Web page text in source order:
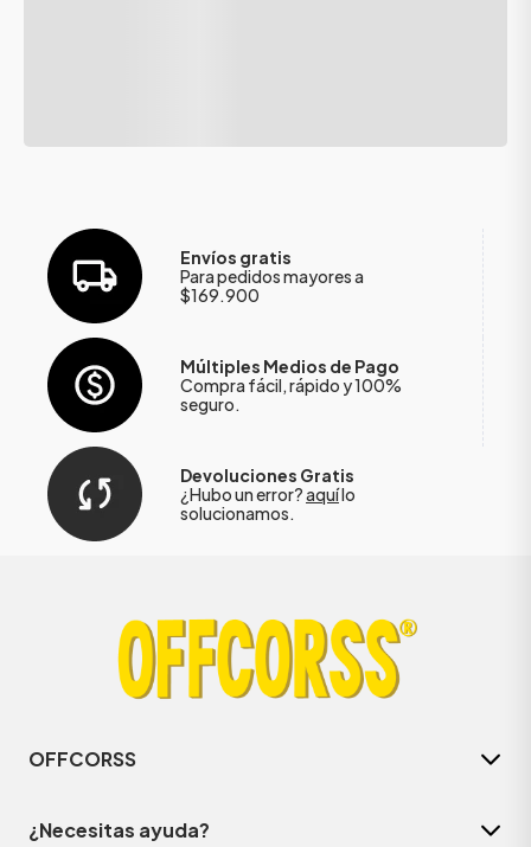
Envíos gratis
Para pedidos mayores a
$169.900
Múltiples Medios de Pago
Compra fácil, rápido y 100%
seguro.
Devoluciones Gratis
¿Hubo un error?aquílo
solucionamos.
OFFCORSS
¿Necesitas ayuda?